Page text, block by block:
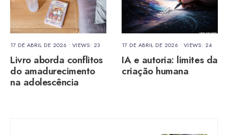
17 DE ABRIL DE 2026 • VIEWS: 23
Livro aborda conflitos
do amadurecimento
na adolescência
17 DE ABRIL DE 2026 • VIEWS: 24
IA e autoria: limites da
criação humana